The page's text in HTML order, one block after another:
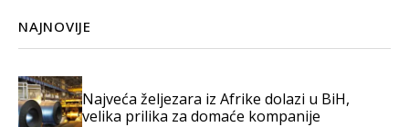
NAJNOVIJE
Najveća željezara iz Afrike dolazi u BiH,
velika prilika za domaće kompanije